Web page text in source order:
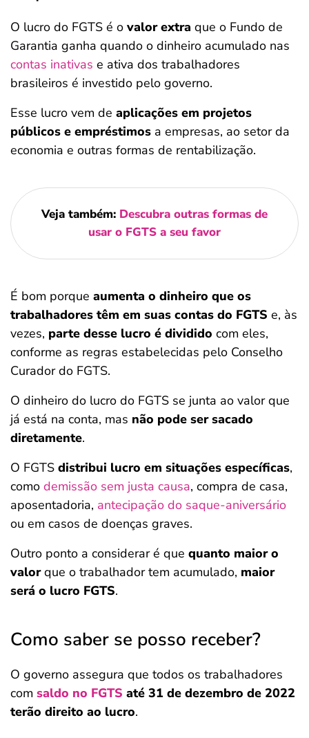
O lucro do FGTS é o valor extra que o Fundo de
Garantia ganha quando o dinheiro acumulado nas
contas inativas e ativa dos trabalhadores
brasileiros é investido pelo governo.
Esse lucro vem de aplicações em projetos
públicos e empréstimos a empresas, ao setor da
economia e outras formas de rentabilização.
Veja também: Descubra outras formas de
usar o FGTS a seu favor
É bom porque aumenta o dinheiro que os
trabalhadores têm em suas contas do FGTS e, às
vezes, parte desse lucro é dividido com eles,
conforme as regras estabelecidas pelo Conselho
Curador do FGTS.
O dinheiro do lucro do FGTS se junta ao valor que
já está na conta, mas não pode ser sacado
diretamente.
O FGTS distribui lucro em situações específicas,
como demissão sem justa causa, compra de casa,
aposentadoria, antecipação do saque-aniversário
ou em casos de doenças graves.
Outro ponto a considerar é que quanto maior o
valorque o trabalhador tem acumulado, maior
será o lucro FGTS.
Como saber se posso receber?
O governo assegura que todos os trabalhadores
com saldo no FGTS até 31 de dezembro de 2022
terão direito ao lucro.